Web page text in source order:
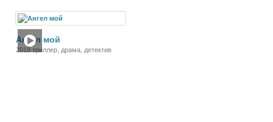
Ангел мой
2019 триллер, драма, детектив